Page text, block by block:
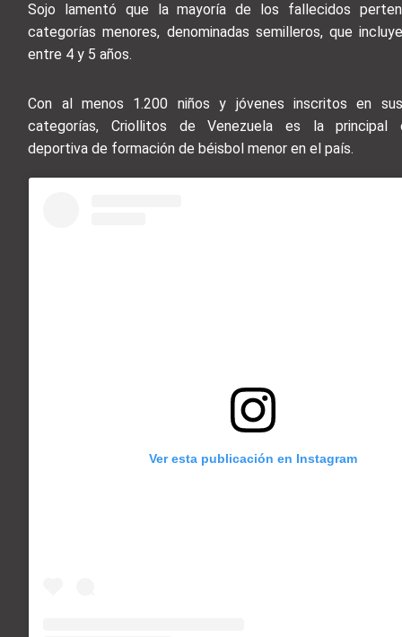
Sojo lamentó que la mayoría de los fallecidos
categorías menores, denominadas semilleros, que
entre 4 y 5 años.
Con al menos 1.200 niños y jóvenes inscritos en
categorías, Criollitos de Venezuela es la principal
deportiva de formación de béisbol menor en el país.
Ver esta publicación en Instagram